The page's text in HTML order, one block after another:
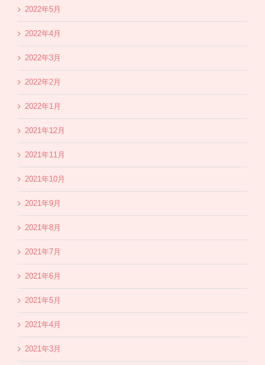
2022年5月
2022年4月
2022年3月
2022年2月
2022年1月
2021年12月
2021年11月
2021年10月
2021年9月
2021年8月
2021年7月
2021年6月
2021年5月
2021年4月
2021年3月